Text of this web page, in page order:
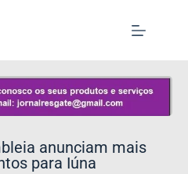
anunciam mais
para Iúna